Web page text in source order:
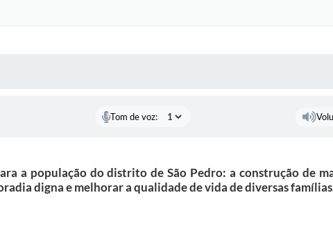
Tom de voz:
a população do distrito de São Pedro: a construção de
digna e melhorar a qualidade de vida de diversas